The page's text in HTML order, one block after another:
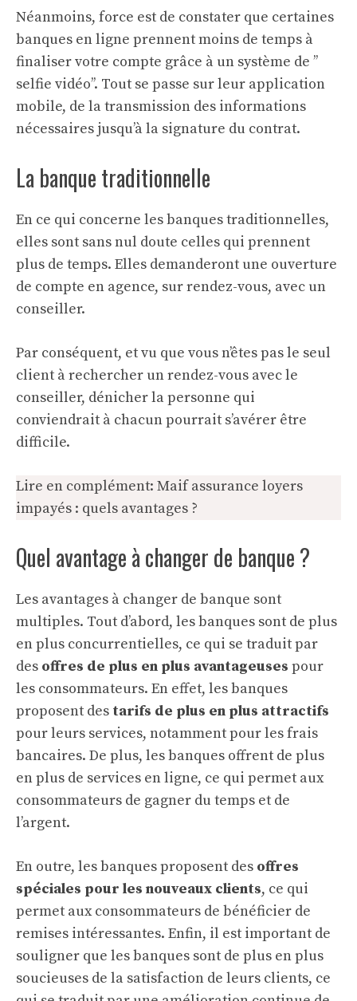
Néanmoins, force est de constater que certaines
banques en ligne prennent moins de temps à
finaliser votre compte grâce à un système de ’’
selfie vidéo’’. Tout se passe sur leur application
mobile, de la transmission des informations
nécessaires jusqu’à la signature du contrat.
La banque traditionnelle
En ce qui concerne les banques traditionnelles,
elles sont sans nul doute celles qui prennent
plus de temps. Elles demanderont une ouverture
de compte en agence, sur rendez-vous, avec un
conseiller.
Par conséquent, et vu que vous n’êtes pas le seul
client à rechercher un rendez-vous avec le
conseiller, dénicher la personne qui
conviendrait à chacun pourrait s’avérer être
difficile.
Lire en complément: Maif assurance loyers
impayés : quels avantages ?
Quel avantage à changer de banque ?
Les avantages à changer de banque sont
multiples. Tout d’abord, les banques sont de plus
en plus concurrentielles, ce qui se traduit par
des offres de plus en plus avantageuses pour
les consommateurs. En effet, les banques
proposent des tarifs de plus en plus attractifs
pour leurs services, notamment pour les frais
bancaires. De plus, les banques offrent de plus
en plus de services en ligne, ce qui permet aux
consommateurs de gagner du temps et de
l’argent.
En outre, les banques proposent des offres
spéciales pour les nouveaux clients, ce qui
permet aux consommateurs de bénéficier de
remises intéressantes. Enfin, il est important de
souligner que les banques sont de plus en plus
soucieuses de la satisfaction de leurs clients, ce